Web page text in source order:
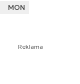
MON
Reklama